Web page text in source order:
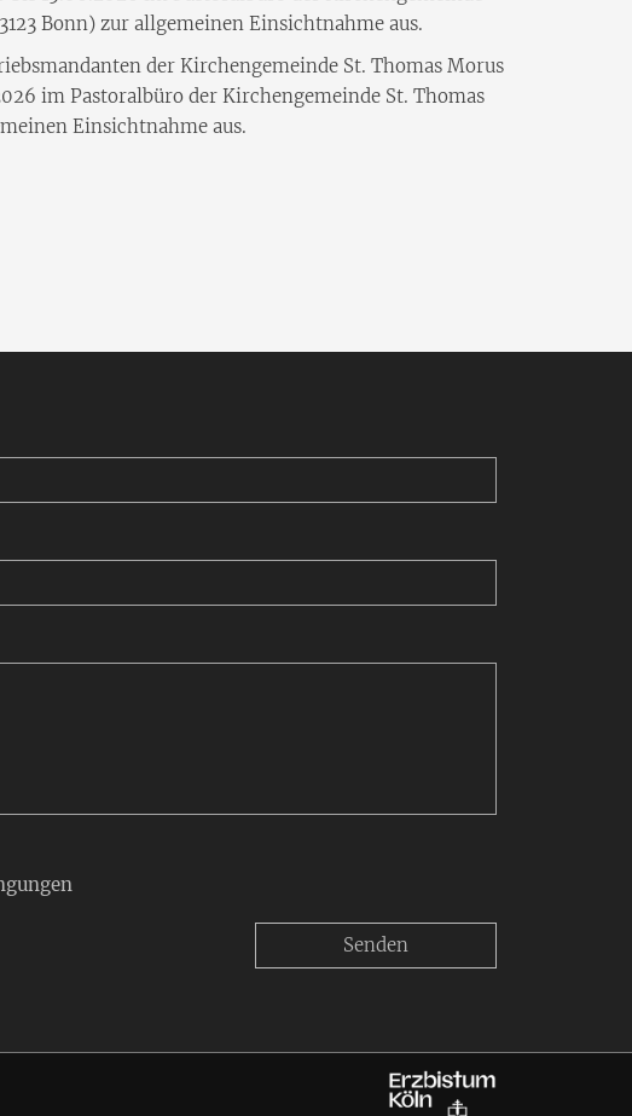
Bonn) zur allgemeinen Einsichtnahme aus.
der Kirchengemeinde St. Thomas Morus
im Pastoralbüro der Kirchengemeinde St. Thomas
Einsichtnahme aus.